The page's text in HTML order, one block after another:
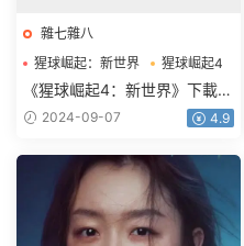
雜七雜八
猩球崛起：新世界
猩球崛起4
猩球崛起4下載
《猩球崛起4：新世界》下載電
影百度網盤BD國英雙語雙字
2024-09-07 4.9